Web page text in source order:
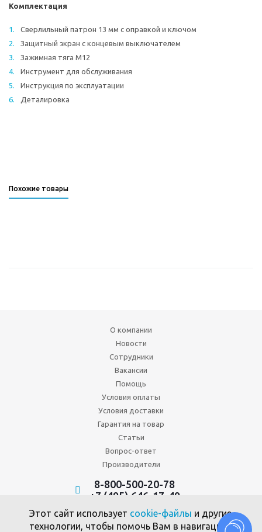
Комплектация
Сверлильный патрон 13 мм с оправкой и ключом
Защитный экран с концевым выключателем
Зажимная тяга М12
Инструмент для обслуживания
Инструкция по эксплуатации
Деталировка
Похожие товары
О компании
Новости
Сотрудники
Вакансии
Помощь
Условия оплаты
Условия доставки
Гарантия на товар
Статьи
Вопрос-ответ
Производители
8-800-500-20-78
+7 (495) 646-17-49
Политика конфиденциальности
Пользовательское соглашение
Этот сайт использует cookie-файлы и другие
технологии, чтобы помочь Вам в навигации,